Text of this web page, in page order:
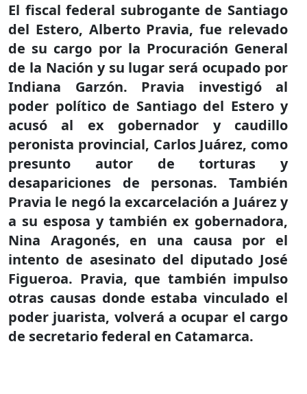
El fiscal federal subrogante de Santiago
del Estero, Alberto Pravia, fue relevado
de su cargo por la Procuración General
de la Nación y su lugar será ocupado por
Indiana Garzón. Pravia investigó al
poder político de Santiago del Estero y
acusó al ex gobernador y caudillo
peronista provincial, Carlos Juárez, como
presunto autor de torturas y
desapariciones de personas. También
Pravia le negó la excarcelación a Juárez y
a su esposa y también ex gobernadora,
Nina Aragonés, en una causa por el
intento de asesinato del diputado José
Figueroa. Pravia, que también impulso
otras causas donde estaba vinculado el
poder juarista, volverá a ocupar el cargo
de secretario federal en Catamarca.